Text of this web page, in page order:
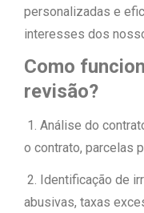
personalizadas e
interesses dos
Como
revisão?
1. Análise do
o contrato, parcelas
2. Identificação de
abusivas, taxas